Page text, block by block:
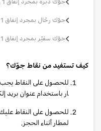
جوّك دبره بمجرد إنفاق 1 ريال سعودي = 2 نقطة
جوّك رحّال بمجرد إنفاق 1 ريال سعودي =3 نقطة
جوّك سفيّر بمجرد إنفاق 1 ريال سعودي = 4 نقطة
كيف تستفيد من نقاط جوّك؟
للحصول على النقاط
ار باستخدام عنوان بريد
للحصول على النقاط
لمطار أثناء الحجز.